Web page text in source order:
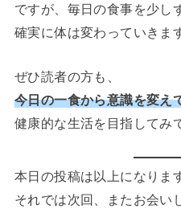
ですが、毎日の食事を少し
確実に体は変わっていきま
ぜひ読者の方も、
今日の一食から意識を変え
健康的な生活を目指してみ
本日の投稿は以上になりま
それでは次回、またお会い